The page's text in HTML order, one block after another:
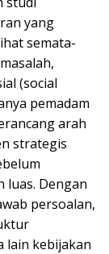
yang
semata-
(social
pemadam
arah
strategis
luas. Dengan
persoalan,
lain kebijakan